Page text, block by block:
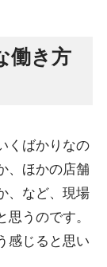
働き方
くばかりなの
、ほかの店舗
、など、現場
うのです。
感じると思い